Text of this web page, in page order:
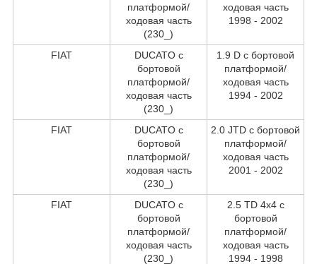
платформой/
ходовая часть
(230_)
ходовая часть
1998 - 2002
FIAT
DUCATO c
бортовой
платформой/
ходовая часть
(230_)
1.9 D c бортовой
платформой/
ходовая часть
1994 - 2002
FIAT
DUCATO c
бортовой
платформой/
ходовая часть
(230_)
2.0 JTD c бортовой
платформой/
ходовая часть
2001 - 2002
FIAT
DUCATO c
бортовой
платформой/
ходовая часть
(230_)
2.5 TD 4x4 c
бортовой
платформой/
ходовая часть
1994 - 1998